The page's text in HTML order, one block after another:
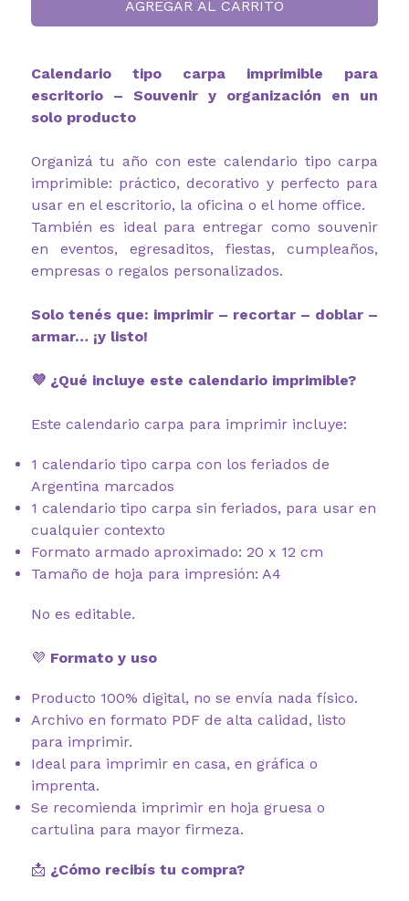
AGREGAR AL CARRITO
Calendario tipo carpa imprimible para
escritorio – Souvenir y organización en un
solo producto
Organizá tu año con este calendario tipo carpa
imprimible: práctico, decorativo y perfecto para
usar en el escritorio, la oficina o el home office.
También es ideal para entregar como souvenir
en eventos, egresaditos, fiestas, cumpleaños,
empresas o regalos personalizados.
Solo tenés que: imprimir – recortar – doblar –
armar… ¡y listo!
💜 ¿Qué incluye este calendario imprimible?
Este calendario carpa para imprimir incluye:
1 calendario tipo carpa con los feriados de
Argentina marcados
1 calendario tipo carpa sin feriados, para usar en
cualquier contexto
Formato armado aproximado: 20 x 12 cm
Tamaño de hoja para impresión: A4
No es editable.
💜 Formato y uso
Producto 100% digital, no se envía nada físico.
Archivo en formato PDF de alta calidad, listo
para imprimir.
Ideal para imprimir en casa, en gráfica o
imprenta.
Se recomienda imprimir en hoja gruesa o
cartulina para mayor firmeza.
📩 ¿Cómo recibís tu compra?